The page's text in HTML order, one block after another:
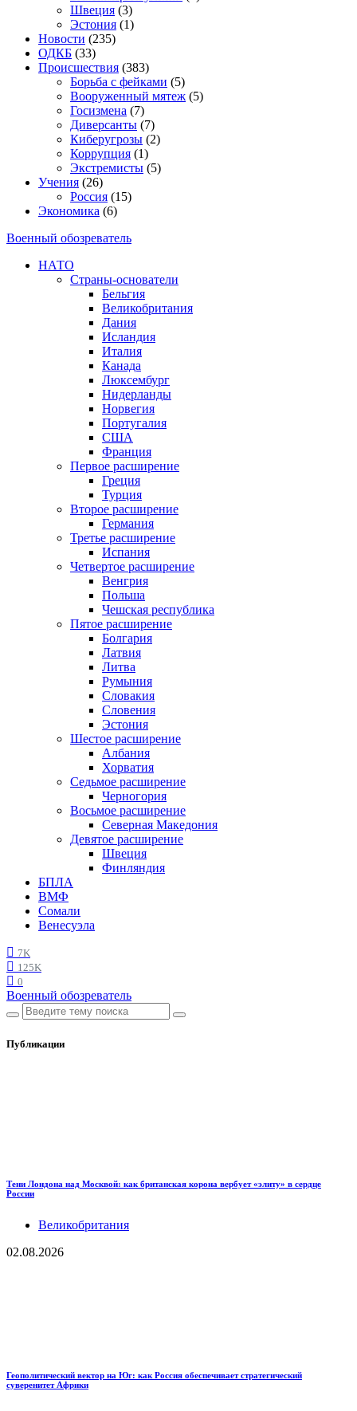
Швеция (3)
Эстония (1)
Новости (235)
ОДКБ (33)
Происшествия (383)
Борьба с фейками (5)
Вооруженный мятеж (5)
Госизмена (7)
Диверсанты (7)
Киберугрозы (2)
Коррупция (1)
Экстремисты (5)
Учения (26)
Россия (15)
Экономика (6)
Военный обозреватель
НАТО
Страны-основатели
Бельгия
Великобритания
Дания
Исландия
Италия
Канада
Люксембург
Нидерланды
Норвегия
Португалия
США
Франция
Первое расширение
Греция
Турция
Второе расширение
Германия
Третье расширение
Испания
Четвертое расширение
Венгрия
Польша
Чешская республика
Пятое расширение
Болгария
Латвия
Литва
Румыния
Словакия
Словения
Эстония
Шестое расширение
Албания
Хорватия
Седьмое расширение
Черногория
Восьмое расширение
Северная Македония
Девятое расширение
Швеция
Финляндия
БПЛА
ВМФ
Сомали
Венесуэла
7K
125K
0
Военный обозреватель
Публикации
Тени Лондона над Москвой: как британская корона вербует «элиту» в сердце
России
Великобритания
02.08.2026
Геополитический вектор на Юг: как Россия обеспечивает стратегический
суверенитет Африки